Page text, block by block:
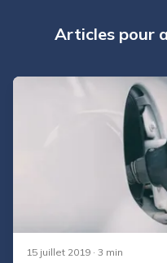
Articles pour
15 juillet 2019 · 3 min